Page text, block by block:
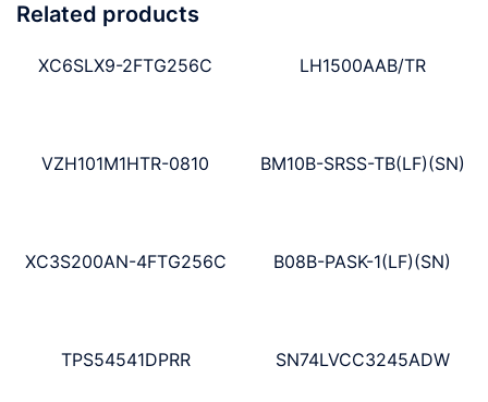
Related products
XC6SLX9-2FTG256C LH1500AAB/TR
VZH101M1HTR-0810 BM10B-SRSS-TB(LF)(SN)
XC3S200AN-4FTG256C B08B-PASK-1(LF)(SN)
TPS54541DPRR SN74LVCC3245ADW